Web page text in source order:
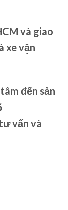
và giao
xe vận
đến sản
vấn và